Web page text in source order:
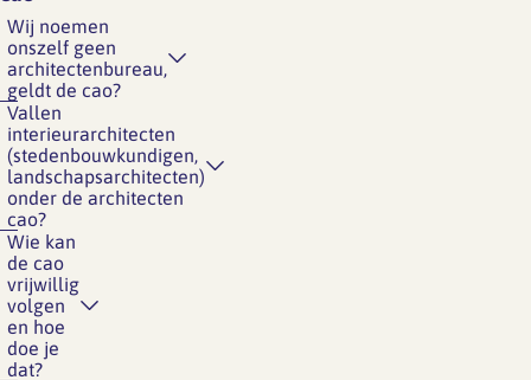
Wij noemen
onszelf geen
architectenbureau,
geldt de cao?
Vallen
interieurarchitecten
(stedenbouwkundigen,
landschapsarchitecten)
onder de architecten
cao?
Wie kan
de cao
vrijwillig
volgen
en hoe
doe je
dat?